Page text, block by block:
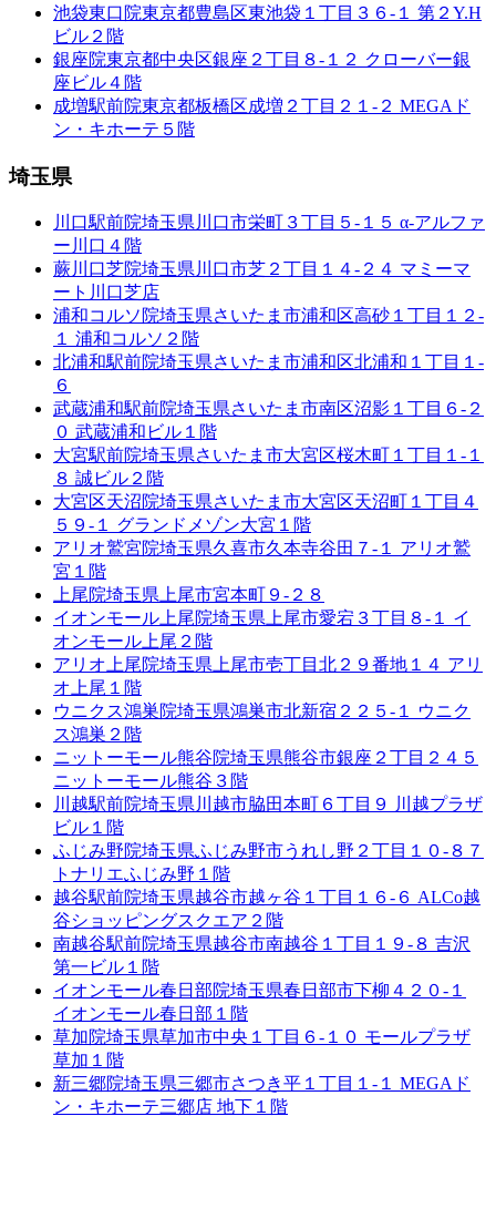
池袋東口院東京都豊島区東池袋１丁目３６-１ 第２Y.H
ビル２階
銀座院東京都中央区銀座２丁目８-１２ クローバー銀
座ビル４階
成増駅前院東京都板橋区成増２丁目２１-２ MEGAド
ン・キホーテ５階
埼玉県
川口駅前院埼玉県川口市栄町３丁目５-１５ α-アルファ
ー川口４階
蕨川口芝院埼玉県川口市芝２丁目１４-２４ マミーマ
ート川口芝店
浦和コルソ院埼玉県さいたま市浦和区高砂１丁目１２-
１ 浦和コルソ２階
北浦和駅前院埼玉県さいたま市浦和区北浦和１丁目１-
６
武蔵浦和駅前院埼玉県さいたま市南区沼影１丁目６-２
０ 武蔵浦和ビル１階
大宮駅前院埼玉県さいたま市大宮区桜木町１丁目１-１
８ 誠ビル２階
大宮区天沼院埼玉県さいたま市大宮区天沼町１丁目４
５９-１ グランドメゾン大宮１階
アリオ鷲宮院埼玉県久喜市久本寺谷田７-１ アリオ鷲
宮１階
上尾院埼玉県上尾市宮本町９-２８
イオンモール上尾院埼玉県上尾市愛宕３丁目８-１ イ
オンモール上尾２階
アリオ上尾院埼玉県上尾市壱丁目北２９番地１４ アリ
オ上尾１階
ウニクス鴻巣院埼玉県鴻巣市北新宿２２５-１ ウニク
ス鴻巣２階
ニットーモール熊谷院埼玉県熊谷市銀座２丁目２４５
ニットーモール熊谷３階
川越駅前院埼玉県川越市脇田本町６丁目９ 川越プラザ
ビル１階
ふじみ野院埼玉県ふじみ野市うれし野２丁目１０-８７
トナリエふじみ野１階
越谷駅前院埼玉県越谷市越ヶ谷１丁目１６-６ ALCo越
谷ショッピングスクエア２階
南越谷駅前院埼玉県越谷市南越谷１丁目１９-８ 吉沢
第一ビル１階
イオンモール春日部院埼玉県春日部市下柳４２０-１
イオンモール春日部１階
草加院埼玉県草加市中央１丁目６-１０ モールプラザ
草加１階
新三郷院埼玉県三郷市さつき平１丁目１-１ MEGAド
ン・キホーテ三郷店 地下１階